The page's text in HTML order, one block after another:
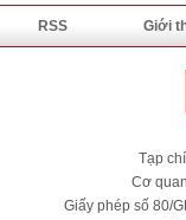
RSS Giới
Tạp
Cơ
Giấy phép số 80/